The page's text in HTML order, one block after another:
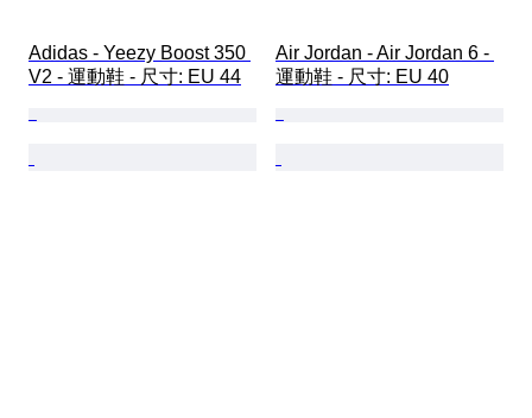
Adidas - Yeezy Boost 350
V2 - 運動鞋 - 尺寸: EU 44
Air Jordan - Air Jordan 6 -
運動鞋 - 尺寸: EU 40